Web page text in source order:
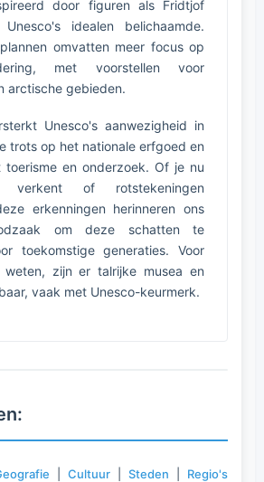
door figuren als Fridtjof
idealen belichaamde.
omvatten meer focus op
met voorstellen voor
arctische gebieden.
Unesco's aanwezigheid in
trots op het nationale erfgoed en
toerisme en onderzoek. Of je nu
of rotstekeningen
erkenningen herinneren ons
om deze schatten te
toekomstige generaties. Voor
zijn er talrijke musea en
vaak met Unesco-keurmerk.
Cultuur Steden
Regio's